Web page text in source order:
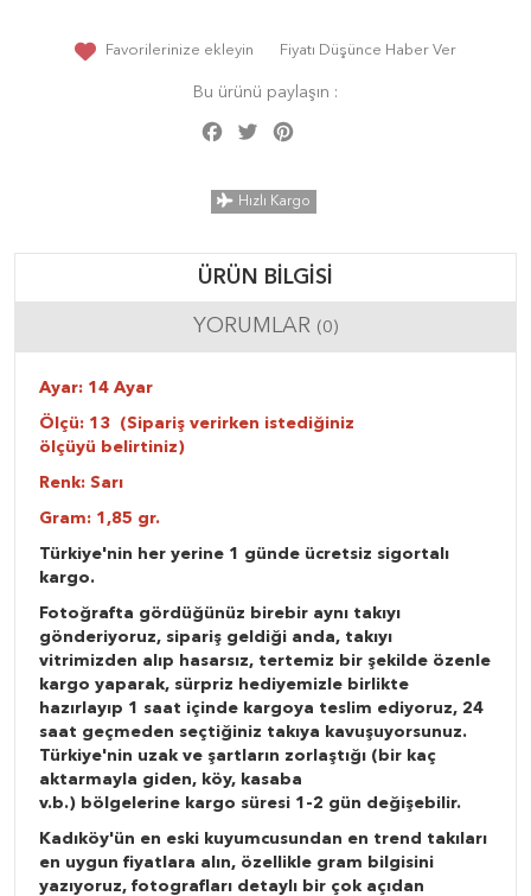
Favorilerinize ekleyin Fiyatı Düşünce Haber Ver
Bu ürünü paylaşın :
Facebook
Twitter
Hızlı Kargo
ÜRÜN BILGISI
YORUMLAR (0)
Ayar: 14 Ayar
Ölçü: 13 (Sipariş verirken istediğiniz
ölçüyü belirtiniz)
Renk: Sarı
Gram: 1,85 gr.
Türkiye'nin her yerine 1 günde ücretsiz sigortalı
kargo.
Fotoğrafta gördüğünüz birebir aynı takıyı
gönderiyoruz, sipariş geldiği anda, takıyı
vitrimizden alıp hasarsız, tertemiz bir şekilde özenle
kargo yaparak, sürpriz hediyemizle birlikte
hazırlayıp 1 saat içinde kargoya teslim ediyoruz, 24
saat geçmeden seçtiğiniz takıya kavuşuyorsunuz.
Türkiye'nin uzak ve şartların zorlaştığı (bir kaç
aktarmayla giden, köy, kasaba
v.b.) bölgelerine kargo süresi 1-2 gün değişebilir.
Kadıköy'ün en eski kuyumcusundan en trend takıları
en uygun fiyatlara alın, özellikle gram bilgisini
yazıyoruz, fotografları detaylı bir çok açıdan